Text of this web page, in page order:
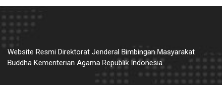
Website Resmi Direktorat Jenderal Bimbingan Masyarakat
Buddha Kementerian Agama Republik Indonesia.